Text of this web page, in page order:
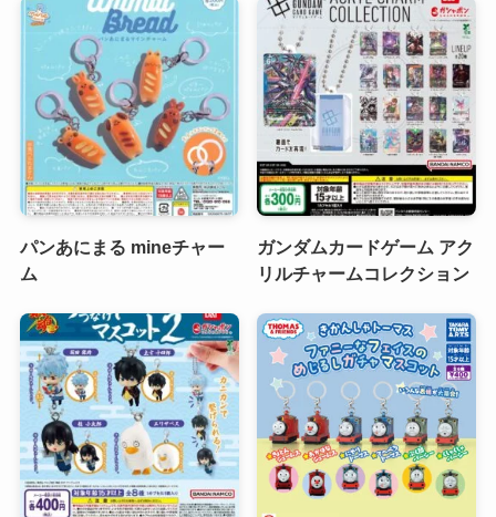
パンあにまる mineチャー
ム
ガンダムカードゲーム アク
リルチャームコレクション